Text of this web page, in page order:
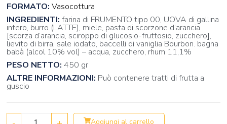
FORMATO:Vasocottura
INGREDIENTI:farina di FRUMENTO tipo 00, UOVA di gallina
intero, burro (LATTE), miele, pasta di scorzone d’arancia
[scorza d’arancia, sciroppo di glucosio-fruttosio, zucchero],
lievito di birra, sale iodato, baccelli di vaniglia Bourbon. bagna
babà (alcol 10% vol) – acqua, zucchero, rhum 11,1%
PESO NETTO:450 gr
ALTRE INFORMAZIONI: Può contenere tratti di frutta a
guscio
Aggiungi al carrello